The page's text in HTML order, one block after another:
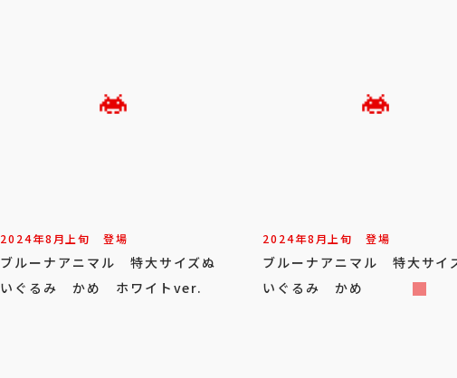
2024年8月上旬 登場
ブルーナアニマル 特大サイズぬ
いぐるみ かめ ホワイトver.
2024年8月上旬 登場
ブルーナアニマル 特大サイ
いぐるみ かめ